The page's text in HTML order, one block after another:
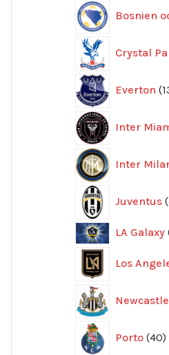
Bosnien
Crystal
Everton
Inter
Inter
Juventus
LA Galaxy
Los
Porto 40